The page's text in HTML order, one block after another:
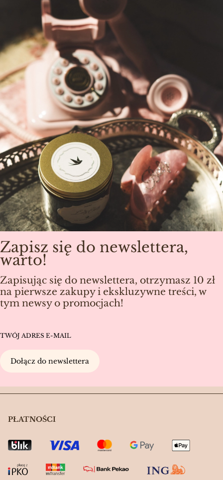
Zapisz się do newslettera,
warto!
Zapisując się do newslettera, otrzymasz 10 zł
na pierwsze zakupy i ekskluzywne treści, w
tym newsy o promocjach!
TWÓJ ADRES E-MAIL
Dołącz do newslettera
PŁATNOŚCI